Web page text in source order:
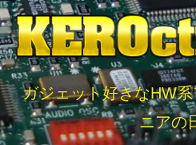
ガジェット好きなHW
ニアの